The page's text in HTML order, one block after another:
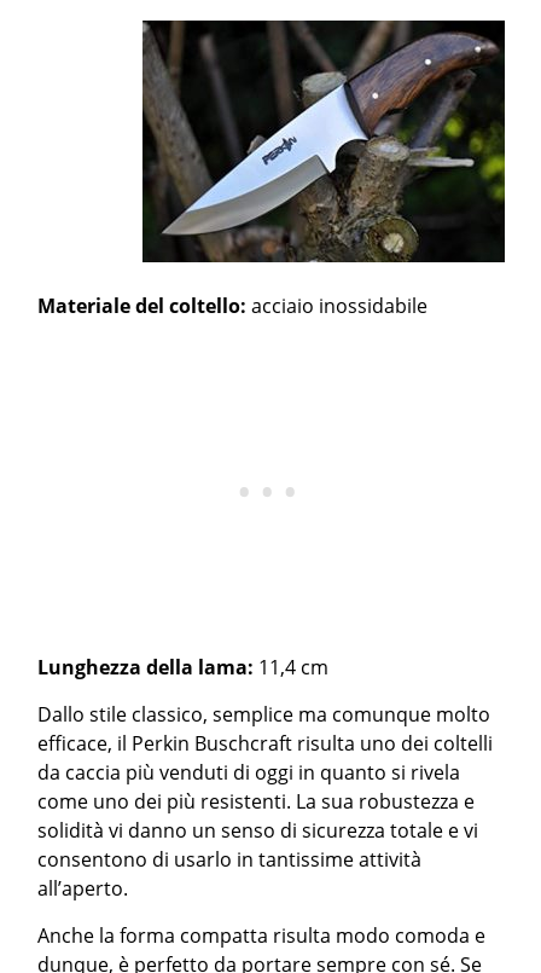
Materiale del coltello:acciaio inossidabile
Lunghezza della lama: 11,4 cm
Dallo stile classico, semplice ma comunque molto
efficace, il Perkin Buschcraft risulta uno dei coltelli
da caccia più venduti di oggi in quanto si rivela
come uno dei più resistenti. La sua robustezza e
solidità vi danno un senso di sicurezza totale e vi
consentono di usarlo in tantissime attività
all’aperto.
Anche la forma compatta risulta modo comoda e
dunque, è perfetto da portare sempre con sé. Se